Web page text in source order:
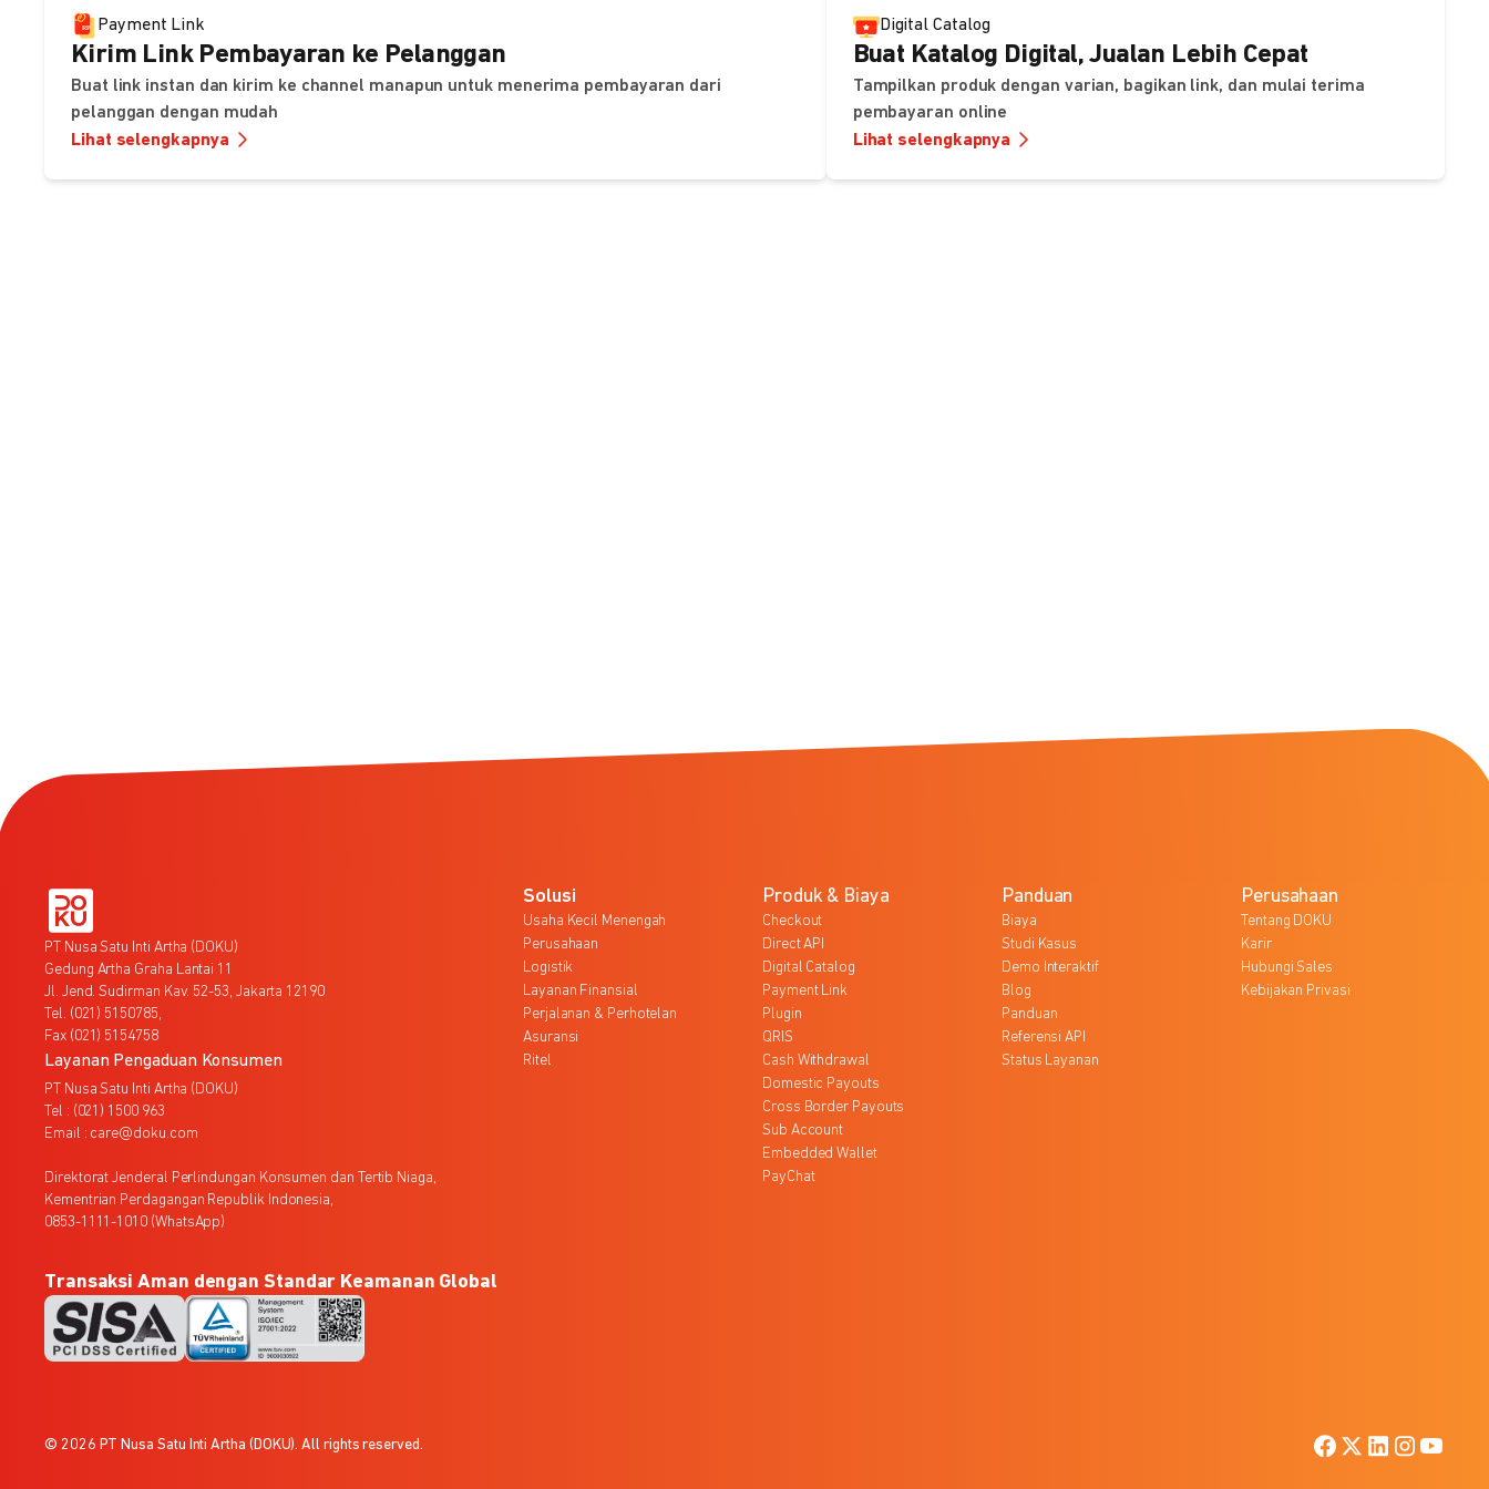
Payment Link
Kirim Link Pembayaran ke Pelanggan
Buat link instan dan kirim ke channel manapun untuk menerima pembayaran dari
pelanggan dengan mudah
Lihat selengkapnya
Digital Catalog
Buat Katalog Digital, Jualan Lebih Cepat
Tampilkan produk dengan varian, bagikan link, dan mulai terima
pembayaran online
Lihat selengkapnya
PT Nusa Satu Inti Artha (DOKU)
Gedung Artha Graha Lantai 11
Jl. Jend. Sudirman Kav. 52-53, Jakarta 12190
Tel. (021) 5150785,
Fax (021) 5154758
Layanan Pengaduan Konsumen
PT Nusa Satu Inti Artha (DOKU)
Tel : (021) 1500 963
Email : care@doku.com
Direktorat Jenderal Perlindungan Konsumen dan Tertib Niaga,
Kementrian Perdagangan Republik Indonesia,
0853-1111-1010 (WhatsApp)
Solusi
Usaha Kecil Menengah
Perusahaan
Logistik
Layanan Finansial
Perjalanan & Perhotelan
Asuransi
Ritel
Produk & Biaya
Checkout
Direct API
Digital Catalog
Payment Link
Plugin
QRIS
Cash Withdrawal
Domestic Payouts
Cross Border Payouts
Sub Account
Embedded Wallet
PayChat
Panduan
Biaya
Studi Kasus
Demo Interaktif
Blog
Panduan
Referensi API
Status Layanan
Perusahaan
Tentang DOKU
Karir
Hubungi Sales
Kebijakan Privasi
Transaksi Aman dengan Standar Keamanan Global
© 2026 PT Nusa Satu Inti Artha (DOKU). All rights reserved.